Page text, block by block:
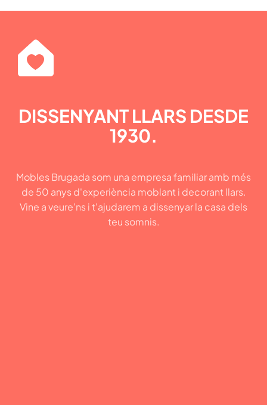
DISSENYANT LLARS DESDE
1930.
Mobles Brugada som una empresa familiar amb més
de 50 anys d'experiència moblant i decorant llars.
Vine a veure'ns i t'ajudarem a dissenyar la casa dels
teu somnis.